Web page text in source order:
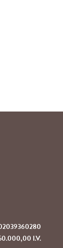
I.V.